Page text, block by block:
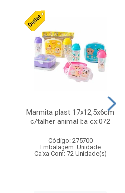
Marmita plast 17x12,5x6cm
c/talher animal ba cx:072
Código: 275700
Embalagem: Unidade
Caixa Com: 72 Unidade(s)